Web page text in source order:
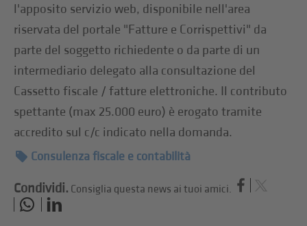
l'apposito servizio web, disponibile nell'area
riservata del portale "Fatture e Corrispettivi" da
parte del soggetto richiedente o da parte di un
intermediario delegato alla consultazione del
Cassetto fiscale / fatture elettroniche. Il contributo
spettante (max 25.000 euro) è erogato tramite
accredito sul c/c indicato nella domanda.
Consulenza fiscale e contabilità
Condividi. Consiglia questa news ai tuoi amici.